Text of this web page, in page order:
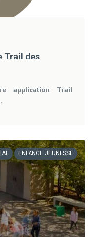
Trail des
application Trail
ENFANCE JEUNESSE